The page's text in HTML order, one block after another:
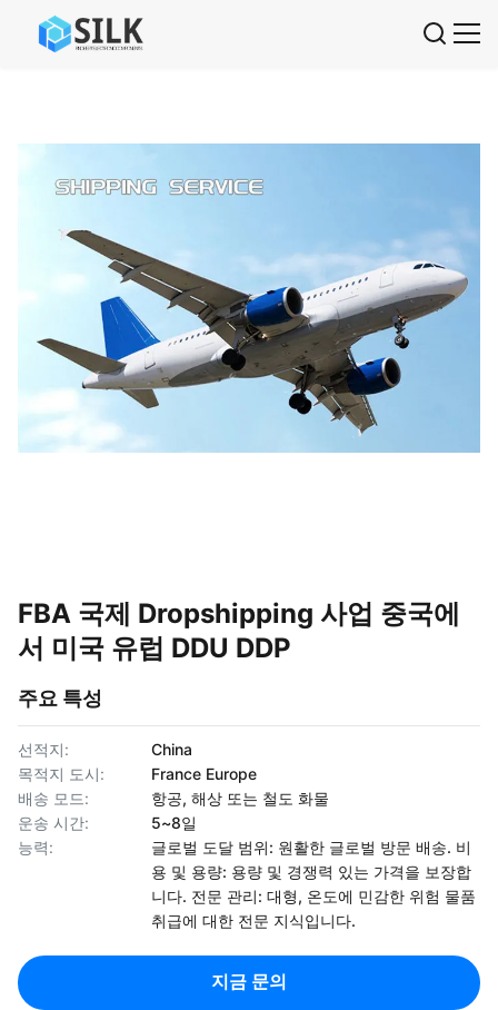
FBA 국제 Dropshipping 사업 중국에
서 미국 유럽 DDU DDP
주요 특성
선적지:
China
목적지 도시:
France Europe
배송 모드:
항공, 해상 또는 철도 화물
운송 시간:
5~8일
능력:
글로벌 도달 범위: 원활한 글로벌 방문 배송. 비
용 및 용량: 용량 및 경쟁력 있는 가격을 보장합
니다. 전문 관리: 대형, 온도에 민감한 위험 물품
취급에 대한 전문 지식입니다.
지금 문의